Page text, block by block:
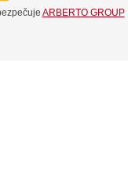
ARBERTO GROUP